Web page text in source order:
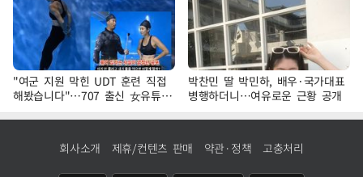
"여군 지원 막힌 UDT 훈련 직접
해봤습니다"…707 출신 女유튜버
'완벽 소화'
박찬민 딸 박민하, 배우·국가대표
병행하더니…여유로운 근황 공개
회사소개 제휴/컨텐츠 판매 약관·정책 고충처리